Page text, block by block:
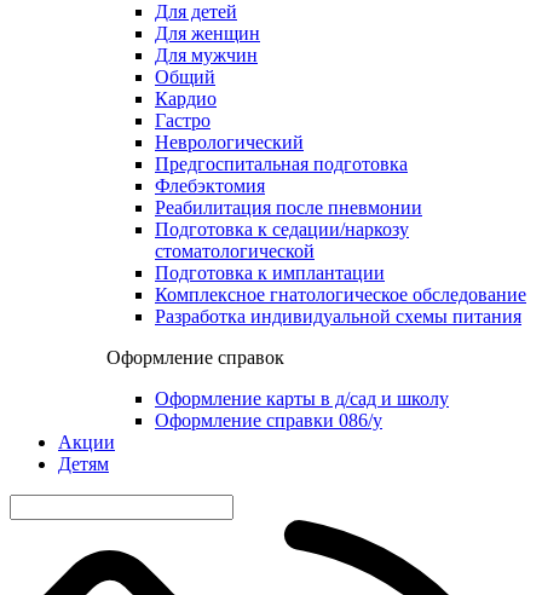
Для детей
Для женщин
Для мужчин
Общий
Кардио
Гастро
Неврологический
Предгоспитальная подготовка
Флебэктомия
Реабилитация после пневмонии
Подготовка к седации/наркозу
стоматологической
Подготовка к имплантации
Комплексное гнатологическое обследование
Разработка индивидуальной схемы питания
Оформление справок
Оформление карты в д/сад и школу
Оформление справки 086/у
Акции
Детям